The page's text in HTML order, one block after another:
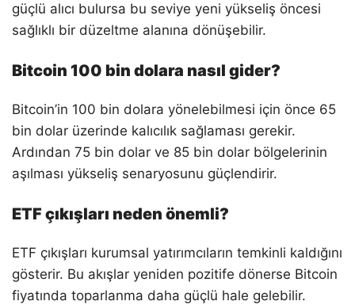
güçlü alıcı bulursa bu seviye yeni yükseliş öncesi
sağlıklı bir düzeltme alanına dönüşebilir.
Bitcoin 100 bin dolara nasıl gider?
Bitcoin’in 100 bin dolara yönelebilmesi için önce 65
bin dolar üzerinde kalıcılık sağlaması gerekir.
Ardından 75 bin dolar ve 85 bin dolar bölgelerinin
aşılması yükseliş senaryosunu güçlendirir.
ETF çıkışları neden önemli?
ETF çıkışları kurumsal yatırımcıların temkinli kaldığını
gösterir. Bu akışlar yeniden pozitife dönerse Bitcoin
fiyatında toparlanma daha güçlü hale gelebilir.